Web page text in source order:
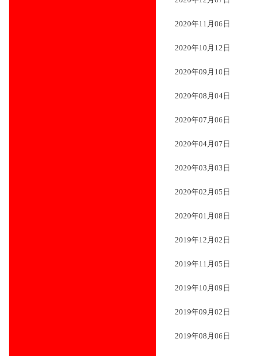
2020年11月06日
2020年10月12日
2020年09月10日
2020年08月04日
2020年07月06日
2020年04月07日
2020年03月03日
2020年02月05日
2020年01月08日
2019年12月02日
2019年11月05日
2019年10月09日
2019年09月02日
2019年08月06日